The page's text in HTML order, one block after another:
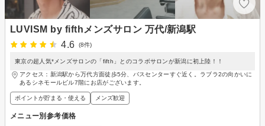
LUVISM by fifthメンズサロン 万代/新潟駅
4.6
(8件)
東京の超人気*メンズサロンの「fifth」とのコラボサロンが新潟に初上陸！！
アクセス：新潟駅から万代方面徒歩5分、バスセンターすぐ近く。ラブラ2の向かいに
あるシネモールビル7階にお店がございます。
ポイントが貯まる・使える メンズ歓迎
メニュー別参考価格